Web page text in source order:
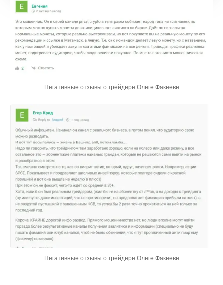
Негативные отзывы о трейдере Олеге Факееве
Негативные отзывы о трейдере Олеге Факееве